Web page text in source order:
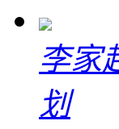
李家
划